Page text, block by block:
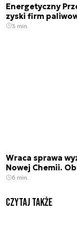
Energetyczny
zyski firm
3 min.
Wraca sprawa
Nowej Chemii.
6 min.
Czytaj także